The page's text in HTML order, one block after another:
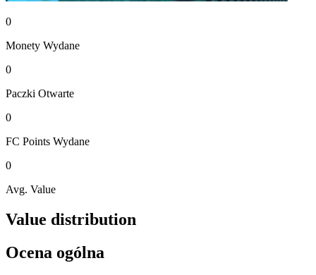
0
Monety Wydane
0
Paczki Otwarte
0
FC Points Wydane
0
Avg. Value
Value distribution
Ocena ogólna